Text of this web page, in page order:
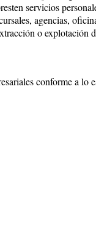
servicios
agencias,
o explotación
conforme a lo